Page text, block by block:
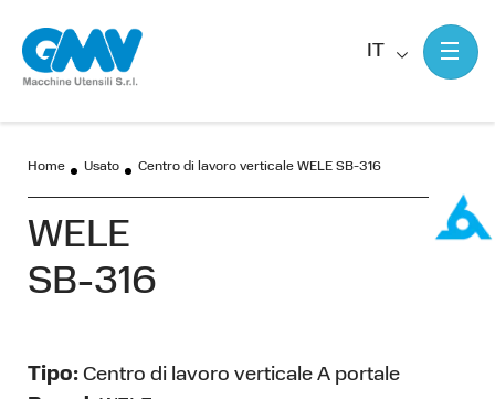
IT
Home Usato Centro di lavoro verticale WELE SB-316
WELE
SB-316
Tipo: Centro di lavoro verticale A portale